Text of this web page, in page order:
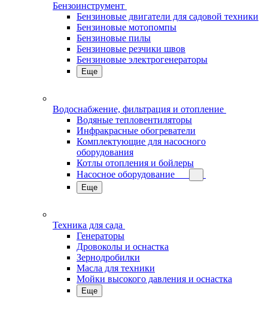
Бензоинструмент
Бензиновые двигатели для садовой техники
Бензиновые мотопомпы
Бензиновые пилы
Бензиновые резчики швов
Бензиновые электрогенераторы
Еще
Водоснабжение, фильтрация и отопление
Водяные тепловентиляторы
Инфракрасные обогреватели
Комплектующие для насосного
оборудования
Котлы отопления и бойлеры
Насосное оборудование
Еще
Техника для сада
Генераторы
Дровоколы и оснастка
Зернодробилки
Масла для техники
Мойки высокого давления и оснастка
Еще